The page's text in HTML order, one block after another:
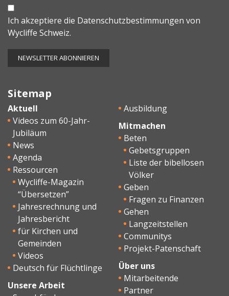
Ich akzeptiere die Datenschutzbestimmungen von
Wycliffe Schweiz.
Sitemap
Aktuell
Videos zum 60-Jahr-
Jubiläum
News
Agenda
Ressourcen
Wycliffe-Magazin
“Übersetzen”
Jahresrechnung und
Jahresbericht
für Kirchen und
Gemeinden
Videos
Deutsch für Flüchtlinge
Unsere Arbeit
Ausbildung
Mitmachen
Beten
Gebetsgruppen
Liste der bibellosen
Völker
Geben
Fragen zu Finanzen
Gehen
Langzeitstellen
Communitys
Projekt-Patenschaft
Über uns
Mitarbeitende
Partner